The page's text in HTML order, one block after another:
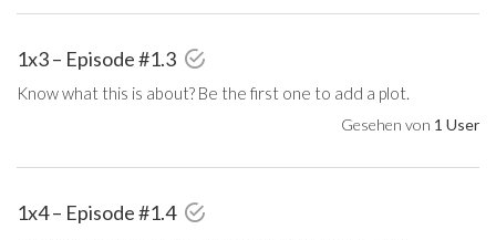
1x3 – Episode #1.3
Know what this is about? Be the first one to add a plot.
Gesehen von 1 User
1x4 – Episode #1.4